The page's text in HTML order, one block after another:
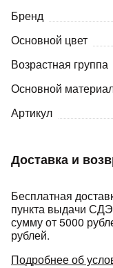
Доставка и
Бесплатная
пункта выдачи
сумму от 5000
рублей.
Подробнее об
Бренд
Основной цвет
Возрастная группа
Основной
Артикул